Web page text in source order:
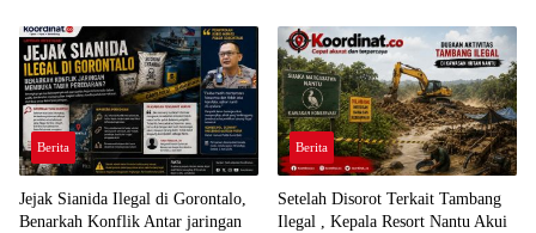
Berita
Jejak Sianida Ilegal di Gorontalo,
Benarkah Konflik Antar jaringan
Berita
Setelah Disorot Terkait Tambang
Ilegal , Kepala Resort Nantu Akui